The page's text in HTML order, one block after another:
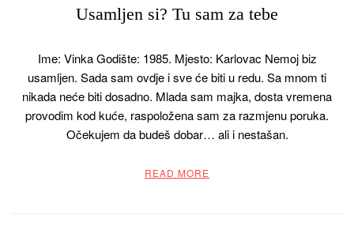
Usamljen si? Tu sam za tebe
Ime: Vinka Godište: 1985. Mjesto: Karlovac Nemoj biz
usamljen. Sada sam ovdje i sve će biti u redu. Sa mnom ti
nikada neće biti dosadno. Mlada sam majka, dosta vremena
provodim kod kuće, raspoložena sam za razmjenu poruka.
Očekujem da budeš dobar… ali i nestašan.
READ MORE